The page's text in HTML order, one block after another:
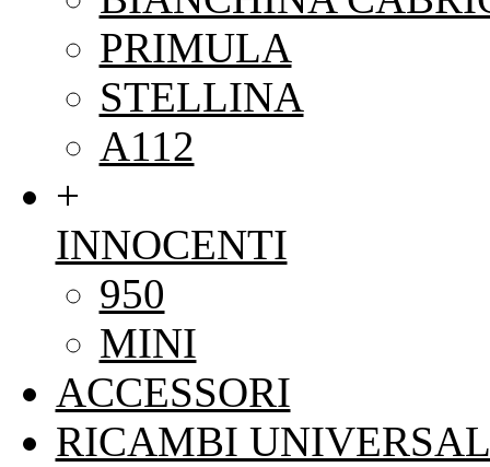
PRIMULA
STELLINA
A112
+
INNOCENTI
950
MINI
ACCESSORI
RICAMBI